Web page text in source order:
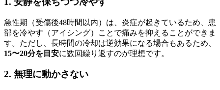
急性期（受傷後48時間以内）は、炎症が起きているため、患
部を冷やす（アイシング）ことで痛みを抑えることができま
す。ただし、長時間の冷却は逆効果になる場合もあるため、
15〜20分を目安に数回繰り返すのが理想です。
2. 無理に動かさない